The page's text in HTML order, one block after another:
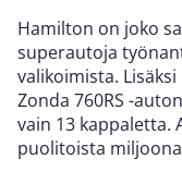
Hamilton on joko
superautoja
valikoimista.
Zonda 760RS -
vain 13 kappaletta.
puolitoista